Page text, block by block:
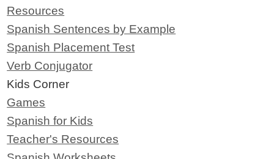
Resources
Spanish Sentences by Example
Spanish Placement Test
Verb Conjugator
Kids Corner
Games
Spanish for Kids
Teacher's Resources